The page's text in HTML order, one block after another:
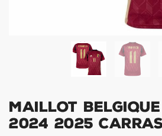
Maillot Belgique
2024 2025